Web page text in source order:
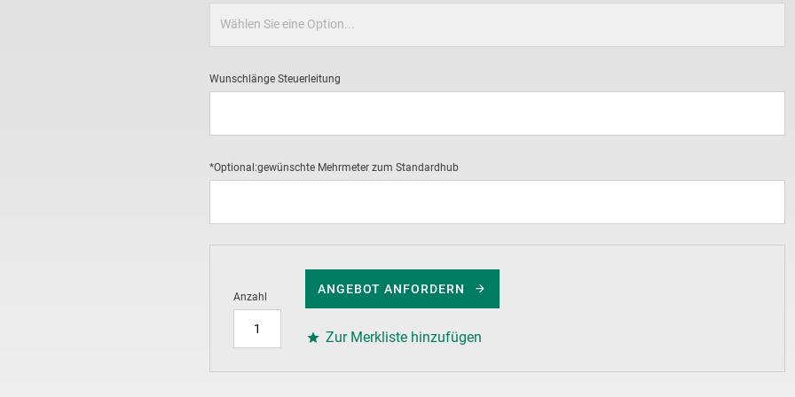
Wunschlänge Steuerleitung
*Optional:gewünschte Mehrmeter zum Standardhub
Anzahl
ANGEBOT ANFORDERN
Zur Merkliste hinzufügen